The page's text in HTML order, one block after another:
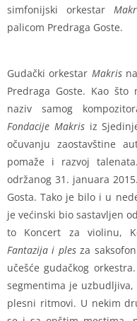
simfonijski orkestar
palicom Predraga Goste.
Gudački orkestar Makris
Predraga Goste. Kao
naziv samog
Fondacije Makrisiz
očuvanju zaostavštine
pomaže i razvoj
održanog 31. januara
Gosta. Tako je bilo i u
je većinski bio sastavljen
to Koncert za violinu,
Fantazija i plesza
učešće gudačkog
segmentima je
plesni ritmovi. U nekim